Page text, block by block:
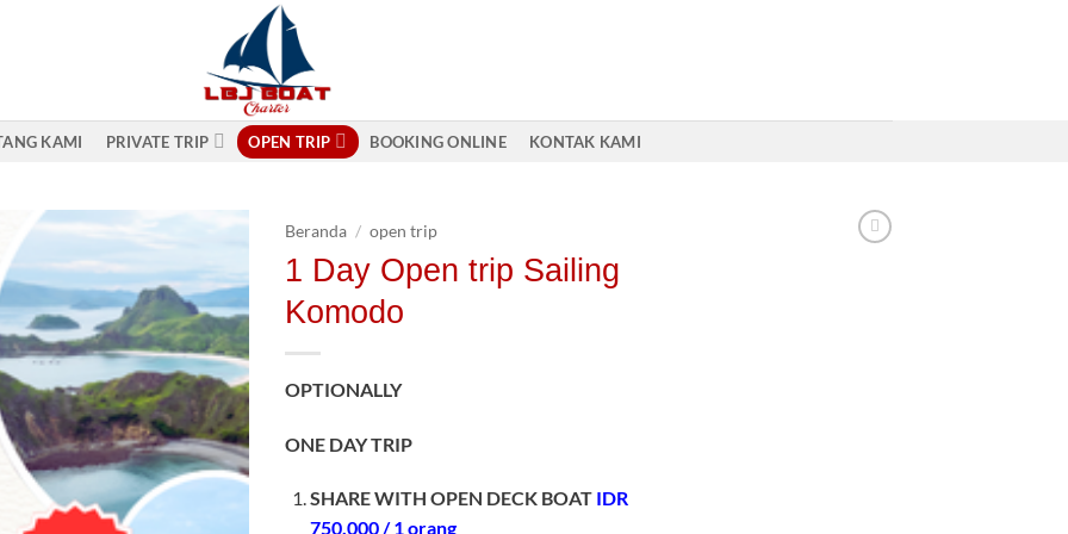
KAMI PRIVATE TRIP OPEN TRIP BOOKING ONLINE KONTAK KAMI
Add to
wishlist
Beranda / open trip
1 Day Open trip Sailing
Komodo
OPTIONALLY
ONE DAY TRIP
SHARE WITH OPEN DECK BOAT IDR
750.000 / 1 orang